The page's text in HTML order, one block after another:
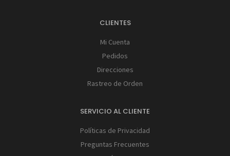
CLIENTES
Mi Cuenta
Pedidos
Direcciones
Rastreo de Orden
SERVICIO AL CLIENTE
Políticas de Privacidad
Preguntas Frecuentes